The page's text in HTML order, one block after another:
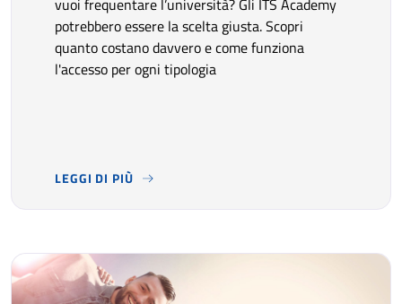
vuoi frequentare l’università? Gli ITS Academy
potrebbero essere la scelta giusta. Scopri
quanto costano davvero e come funziona
l'accesso per ogni tipologia
LEGGI DI PIÙ
VUOI PROSEGUIRE GLI STUDI DOPO IL DIPLOMA MA